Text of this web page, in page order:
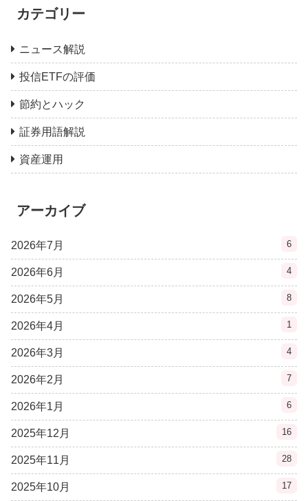
カテゴリー
ニュース解説
投信ETFの評価
節約とハック
証券用語解説
資産運用
アーカイブ
2026年7月 6
2026年6月 4
2026年5月 8
2026年4月 1
2026年3月 4
2026年2月 7
2026年1月 6
2025年12月 16
2025年11月 28
2025年10月 17